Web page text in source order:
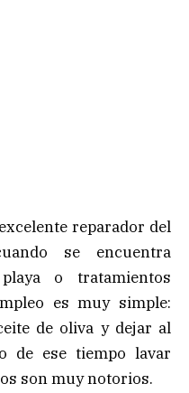
reparador del
se encuentra
o tratamientos
es muy simple:
de oliva y dejar al
de ese tiempo lavar
son muy notorios.